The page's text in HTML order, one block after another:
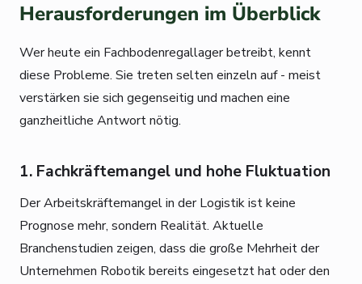
Herausforderungen im Überblick
Wer heute ein Fachbodenregallager betreibt, kennt
diese Probleme. Sie treten selten einzeln auf - meist
verstärken sie sich gegenseitig und machen eine
ganzheitliche Antwort nötig.
1. Fachkräftemangel und hohe Fluktuation
Der Arbeitskräftemangel in der Logistik ist keine
Prognose mehr, sondern Realität. Aktuelle
Branchenstudien zeigen, dass die große Mehrheit der
Unternehmen Robotik bereits eingesetzt hat oder den